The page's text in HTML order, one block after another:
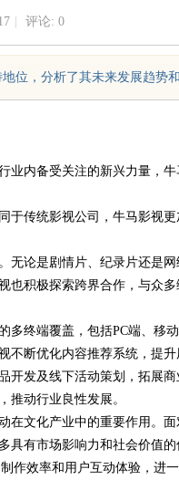
评论: 0
位，分析了其未来发展趋势
业内备受关注的新兴力量，
于传统影视公司，牛马影视更
无论是剧情片、纪录片还是
也积极探索跨界合作，与众
多终端覆盖，包括PC端、移
断优化内容推荐系统，提升
开发及线下活动策划，拓展
推动行业良性发展。
在文化产业中的重要作用。
有市场影响力和社会价值的
作效率和用户互动体验，进